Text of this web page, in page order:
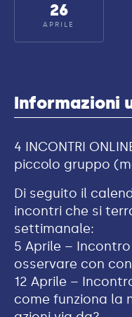
26
APRILE
Informazioni
4 INCONTRI
piccolo gruppo
Di seguito il
incontri che si
settimanale:
5 Aprile –
osservare con
12 Aprile –
come funziona la